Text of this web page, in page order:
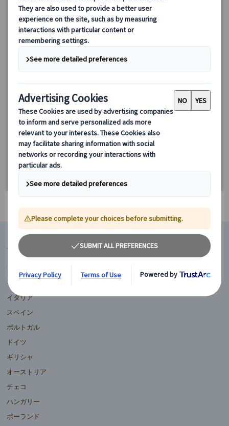
ウフィツィ美術館＆フィレンツェ観光 プライベートツアー｜
ヴァザーリの回廊付きプランあり【日本語公認ガイド】
場。ヴァザーリの回廊見学付きプランも選択可能。ボッティチェ
ッリやダ・ヴィンチなどルネサンス名作をじっくり鑑賞。
110.00 EUR
5.0 (1件)
火～日曜日(6/2・7、7/5、8/2、9/6、10/4、11/1・4、12/6・
25、1/1・3、2/7、3/7・28、ウフィッツィ美術館無料開放日を除
く)
約3時間
【ヴァザーリ回廊見学付きプラン】約3時間45分
マイバスヨーロッパ
フランス
イギリス
イタリア
スペイン
ポルトガル
ドイツ
ギリシャ
オーストリア
チェコ
ハンガリー
ポーランド